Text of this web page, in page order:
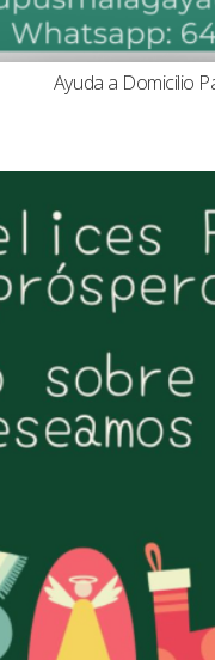
Ayuda a Domicilio